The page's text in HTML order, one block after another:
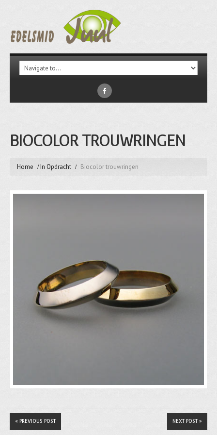
BIOCOLOR TROUWRINGEN
Home In Opdracht Biocolor trouwringen
« PREVIOUS POST NEXT POST »